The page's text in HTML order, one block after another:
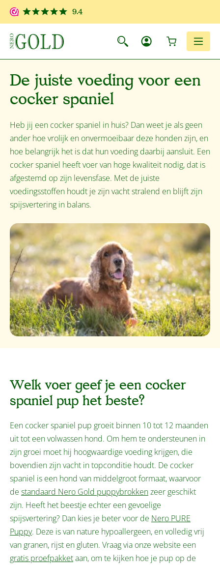
Ga naar de hoofdinhoud
9.4
De juiste voeding voor een
cocker spaniel
Heb jij een cocker spaniel in huis? Dan weet je als geen
ander hoe vrolijk en onvermoeibaar deze honden zijn, en
hoe belangrijk het is dat hun voeding daarbij aansluit. Een
cocker spaniel heeft voer van hoge kwaliteit nodig, dat is
afgestemd op zijn levensfase. Met de juiste
voedingsstoffen houdt je zijn vacht stralend en blijft zijn
spijsvertering in balans.
Welk voer geef je een cocker
spaniel pup het beste?
Een cocker spaniel pup groeit binnen 10 tot 12 maanden
uit tot een volwassen hond. Om hem te ondersteunen in
zijn groei moet hij hoogwaardige voeding krijgen, die
bovendien zijn vacht in topconditie houdt. De cocker
spaniel is een hond van middelgroot formaat, waarvoor
de standaard Nero Gold puppybrokkenzeer geschikt
zijn. Heeft het beestje echter een gevoelige
spijsvertering? Dan kies je beter voor de Nero PURE
Puppy. Deze is van nature hypoallergeen, en volledig vrij
van granen, rijst en gluten. Vraag via onze website een
gratis proefpakketaan, om te kijken hoe je pup op de